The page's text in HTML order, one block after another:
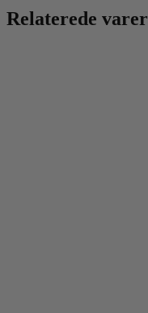
Relaterede varer